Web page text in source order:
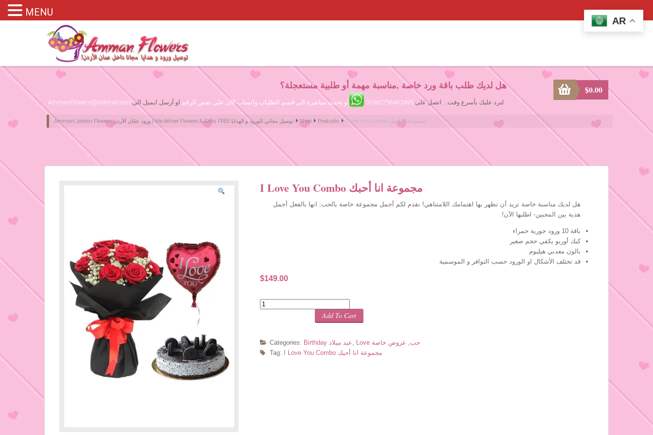
Please assign primary menu in wp-admin->Appearance->Menus
هل لديك طلب باقة ورد خاصة ,مناسبة مهمة أو طلبية مستعجلة؟
لنرد عليك بأسرع وقت... اتصل على 00962796462495 او تحدث مباشرة الى قسم الطلبات واتساب الآن على نفس الرقم او أرسل ايميل الى AmmanFlowers@hotmail.com
Amman Jordan Flowers ورود عمّان الأردن | We deliver Flowers & Gifts FREE توصيل مجاني للورود و الهدايا Shop Products I Love You Combo مجموعة انا أحبك
$0.00
I Love You Combo مجموعة انا أحبك
هل لديك مناسبة خاصة تريد أن تظهر بها اهتمامك اللامتناهي! نقدم لكم أجمل مجموعة خاصة بالحب; انها بالفعل أجمل
هدية بين المحبين- اطلبها الآن!
باقة 10 ورود جورية حمراء
كيك أوريو يكفي حجم صغير
بالون معدني هيليوم
قد تختلف الأشكال او الورود حسب التوافر و الموسمية
$149.00
Quantity
Add To Cart
Categories: Birthday عيد ميلاد, Love حب, عروض خاصة
Tag:
I Love You Combo مجموعة انا أحبك
AR
MENU